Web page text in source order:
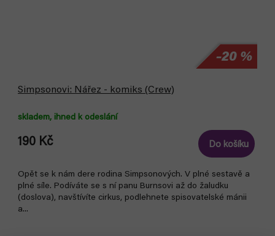
–20 %
Simpsonovi: Nářez - komiks (Crew)
skladem, ihned k odeslání
190 Kč Do košíku
Opět se k nám dere rodina Simpsonových. V plné sestavě a
plné síle. Podíváte se s ní panu Burnsovi až do žaludku
(doslova), navštívíte cirkus, podlehnete spisovatelské mánii
a...